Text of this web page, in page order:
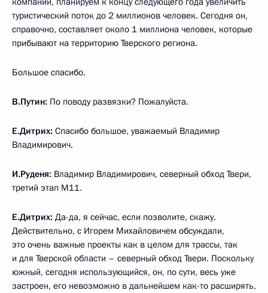
туристический поток до 2 миллионов человек. Сегодня он,
справочно, составляет около 1 миллиона человек, которые
прибывают на территорию Тверского региона.
Большое спасибо.
В.Путин: По поводу развязки? Пожалуйста.
Е.Дитрих: Спасибо большое, уважаемый Владимир
Владимирович.
И.Руденя: Владимир Владимирович, северный обход Твери,
третий этап М11.
Е.Дитрих: Да-да, я сейчас, если позволите, скажу.
Действительно, с Игорем Михайловичем обсуждали,
это очень важные проекты как в целом для трассы, так
и для Тверской области – северный обход Твери. Поскольку
южный, сегодня использующийся, он, по сути, весь уже
застроен, его невозможно в дальнейшем как-то расширять,